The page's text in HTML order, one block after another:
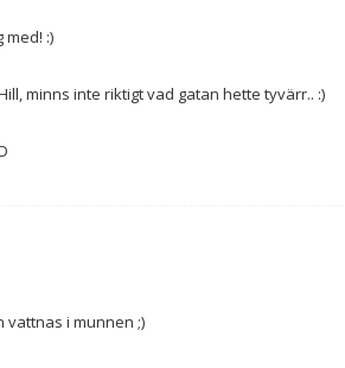
med! :)
minns inte riktigt vad gatan hette tyvärr.. :)
vattnas i munnen ;)